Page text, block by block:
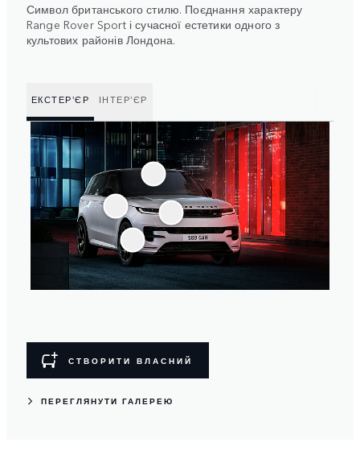
Символ британського стилю. Поєднання характеру
Range Rover Sport і сучасної естетики одного з
культових районів Лондона.
ЕКСТЕР’ЄР ІНТЕР’ЄР
СТВОРИТИ ВЛАСНИЙ
ПЕРЕГЛЯНУТИ ГАЛЕРЕЮ